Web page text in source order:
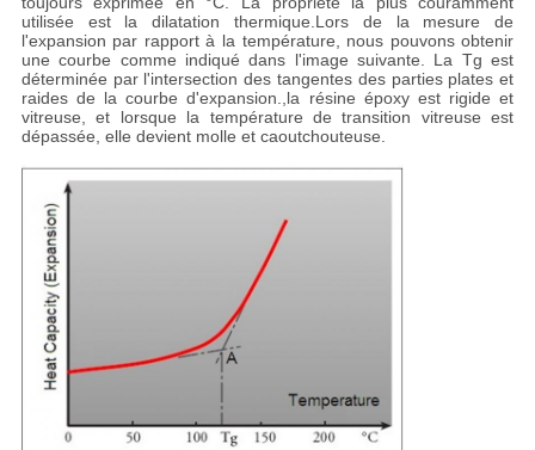
utilisée est la dilatation thermique.Lors de la mesure de
l'expansion par rapport à la température, nous pouvons obtenir
une courbe comme indiqué dans l'image suivante. La Tg est
déterminée par l'intersection des tangentes des parties plates et
raides de la courbe d'expansion.,la résine époxy est rigide et
vitreuse, et lorsque la température de transition vitreuse est
dépassée, elle devient molle et caoutchouteuse.